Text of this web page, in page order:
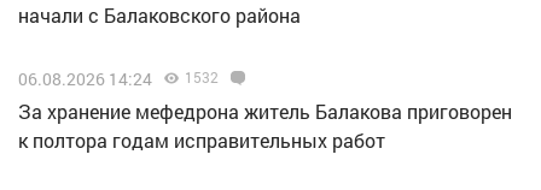
начали с Балаковского района
06.08.2026 14:24 1532
За хранение мефедрона житель Балакова приговорен
к полтора годам исправительных работ